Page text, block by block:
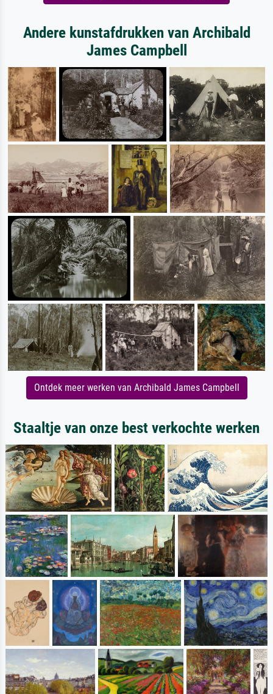
Andere kunstafdrukken van Archibald
James Campbell
Ontdek meer werken van Archibald James Campbell
Staaltje van onze best verkochte werken